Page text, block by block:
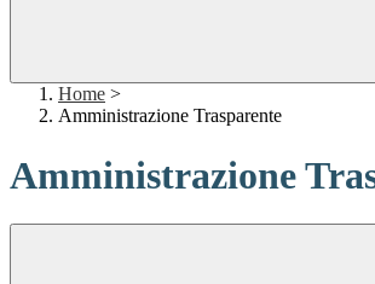
Home >
Amministrazione Trasparente
Amministrazione